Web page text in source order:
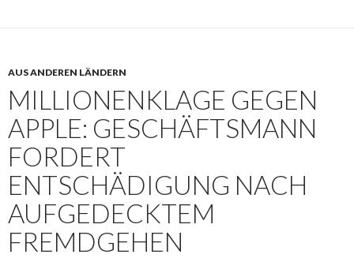
AUS ANDEREN LÄNDERN
MILLIONENKLAGE GEGEN
APPLE: GESCHÄFTSMANN
FORDERT
ENTSCHÄDIGUNG NACH
AUFGEDECKTEM
FREMDGEHEN